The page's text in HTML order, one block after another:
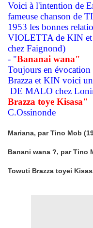
Voici à l'intention de
fameuse chanson de
1953 les bonnes
VIOLETTA de KIN et
chez Faignond)
- "Bananai wana"
Toujours en
Brazza et KIN voici
DE MALO chez
Brazza toye Kisasa"
C.Ossinonde
Mariana, par Tino Mob
Banani wana ?, par Tino
Towuti Brazza toyei